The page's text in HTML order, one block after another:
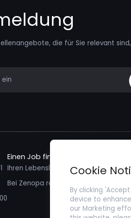
die für Sie relevant
Einen Job finden
Ihren Lebenslauf einreichen
Bei Zenopa registrieren
Ich
Cookie
By clicking
device to
our Marketing